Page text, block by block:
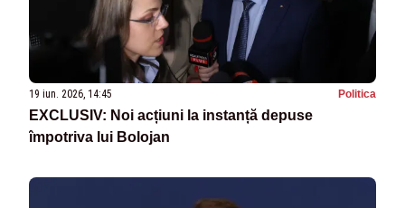
19 iun. 2026, 14:45 Politica
EXCLUSIV: Noi acțiuni la instanță depuse
împotriva lui Bolojan